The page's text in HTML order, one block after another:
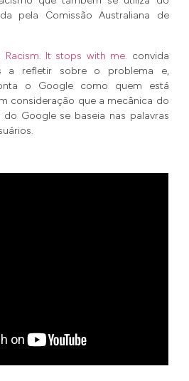
pela Comissão Australiana de
Racism. It stops with me. convida
a refletir sobre o problema e,
o Google como quem está
consideração que a mecânica do
Google se baseia nas palavras